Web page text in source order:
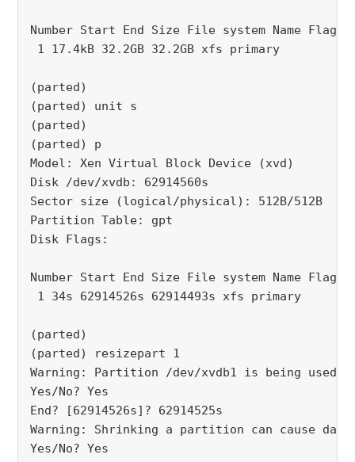
Number Start End Size File system Name Flags
1 17.4kB 32.2GB 32.2GB xfs primary
(parted)
(parted) unit s
(parted)
(parted) p
Model: Xen Virtual Block Device (xvd)
Disk /dev/xvdb: 62914560s
Sector size (logical/physical): 512B/512B
Partition Table: gpt
Disk Flags:
Number Start End Size File system Name Flags
1 34s 62914526s 62914493s xfs primary
(parted)
(parted) resizepart 1
Warning: Partition /dev/xvdb1 is being used.
Yes/No? Yes
End? [62914526s]? 62914525s
Warning: Shrinking a partition can cause
Yes/No? Yes